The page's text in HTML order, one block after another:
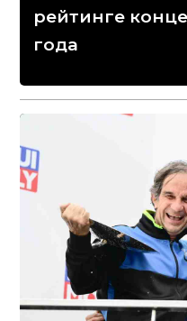
рейтинге
года